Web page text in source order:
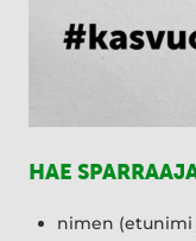
HAE
nimen (etunimi